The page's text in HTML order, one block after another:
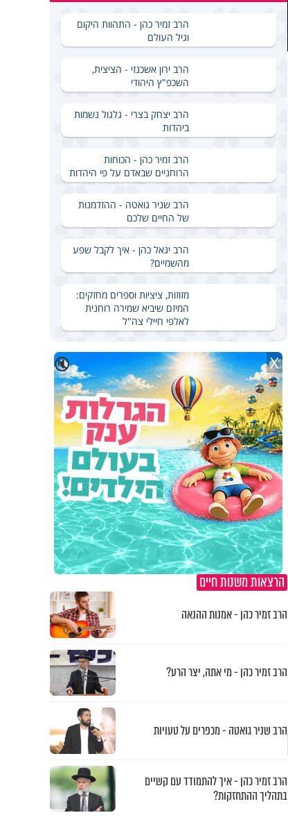
הרב זמיר כהן - התהוות היקום
וגיל העולם
הרב ירון אשכנזי - הציצית,
השכפ"ץ היהודי
הרב יצחק בצרי - גלגול נשמות
ביהדות
הרב זמיר כהן - הכוחות
הרוחניים שבאדם על פי היהדות
הרב שניר גואטה - ההזדמנות
של החיים שלכם
הרב יגאל כהן - איך לקבל שפע
מהשמיים?
מזוזות, ציציות וספרים מחזקים:
המיזם שיביא שמירה רוחנית
לאלפי חיילי צה"ל
🔇 X
הרצאות משנות חיים
הרב זמיר כהן - אמנות ההנאה
הרב זמיר כהן - מי אתה, יצר הרע?
הרב שניר גואטה - מכפרים על טעויות
הרב זמיר כהן - איך להתמודד עם קשיים
בתהליך ההתחזקות?